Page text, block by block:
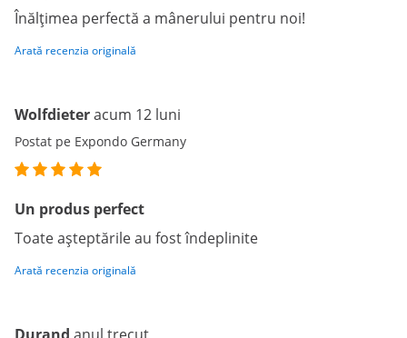
Înălțimea perfectă a mânerului pentru noi!
Arată recenzia originală
Wolfdieteracum 12 luni
Postat pe Expondo Germany
Un produs perfect
Toate așteptările au fost îndeplinite
Arată recenzia originală